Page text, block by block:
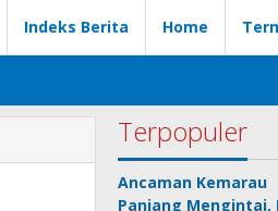
Indeks Berita Home
Terpopuler
Ancaman Kemarau
Panjang Mengintai,